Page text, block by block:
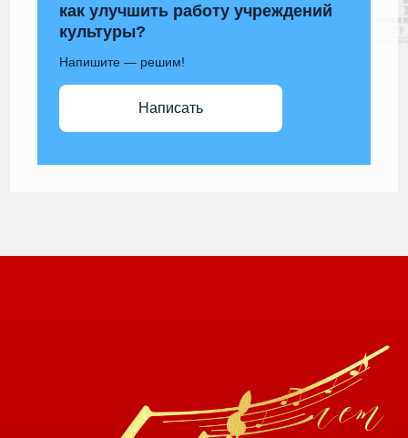
как улучшить работу учреждений
культуры?
Напишите — решим!
Написать